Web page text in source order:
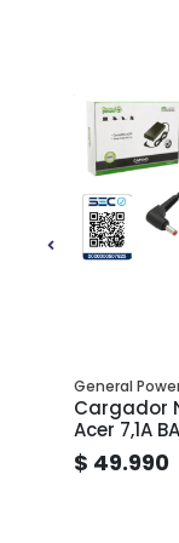
General
Cargador
Acer 7,1A
$ 49.990